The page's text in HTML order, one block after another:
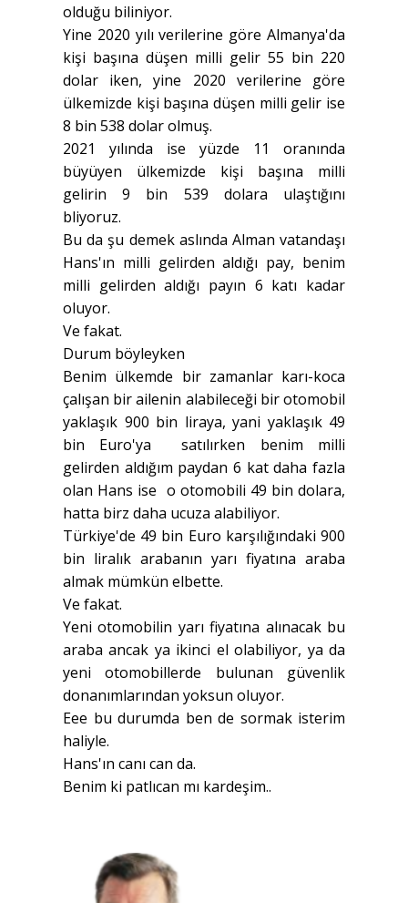
olduğu biliniyor.
Yine 2020 yılı verilerine göre Almanya'da
kişi başına düşen milli gelir 55 bin 220
dolar iken, yine 2020 verilerine göre
ülkemizde kişi başına düşen milli gelir ise
8 bin 538 dolar olmuş.
2021 yılında ise yüzde 11 oranında
büyüyen ülkemizde kişi başına milli
gelirin 9 bin 539 dolara ulaştığını
bliyoruz.
Bu da şu demek aslında Alman vatandaşı
Hans'ın milli gelirden aldığı pay, benim
milli gelirden aldığı payın 6 katı kadar
oluyor.
Ve fakat.
Durum böyleyken
Benim ülkemde bir zamanlar karı-koca
çalışan bir ailenin alabileceği bir otomobil
yaklaşık 900 bin liraya, yani yaklaşık 49
bin Euro'ya satılırken benim milli
gelirden aldığım paydan 6 kat daha fazla
olan Hans ise o otomobili 49 bin dolara,
hatta birz daha ucuza alabiliyor.
Türkiye'de 49 bin Euro karşılığındaki 900
bin liralık arabanın yarı fiyatına araba
almak mümkün elbette.
Ve fakat.
Yeni otomobilin yarı fiyatına alınacak bu
araba ancak ya ikinci el olabiliyor, ya da
yeni otomobillerde bulunan güvenlik
donanımlarından yoksun oluyor.
Eee bu durumda ben de sormak isterim
haliyle.
Hans'ın canı can da.
Benim ki patlıcan mı kardeşim..